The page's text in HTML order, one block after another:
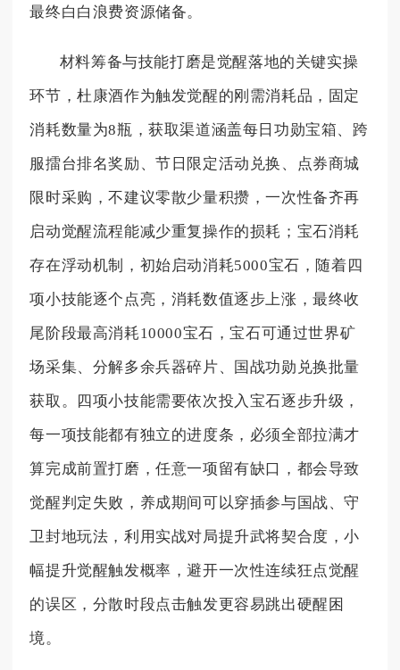
最终白白浪费资源储备。
材料筹备与技能打磨是觉醒落地的关键实操
环节，杜康酒作为触发觉醒的刚需消耗品，固定
消耗数量为8瓶，获取渠道涵盖每日功勋宝箱、跨
服擂台排名奖励、节日限定活动兑换、点券商城
限时采购，不建议零散少量积攒，一次性备齐再
启动觉醒流程能减少重复操作的损耗；宝石消耗
存在浮动机制，初始启动消耗5000宝石，随着四
项小技能逐个点亮，消耗数值逐步上涨，最终收
尾阶段最高消耗10000宝石，宝石可通过世界矿
场采集、分解多余兵器碎片、国战功勋兑换批量
获取。四项小技能需要依次投入宝石逐步升级，
每一项技能都有独立的进度条，必须全部拉满才
算完成前置打磨，任意一项留有缺口，都会导致
觉醒判定失败，养成期间可以穿插参与国战、守
卫封地玩法，利用实战对局提升武将契合度，小
幅提升觉醒触发概率，避开一次性连续狂点觉醒
的误区，分散时段点击触发更容易跳出硬醒困
境。